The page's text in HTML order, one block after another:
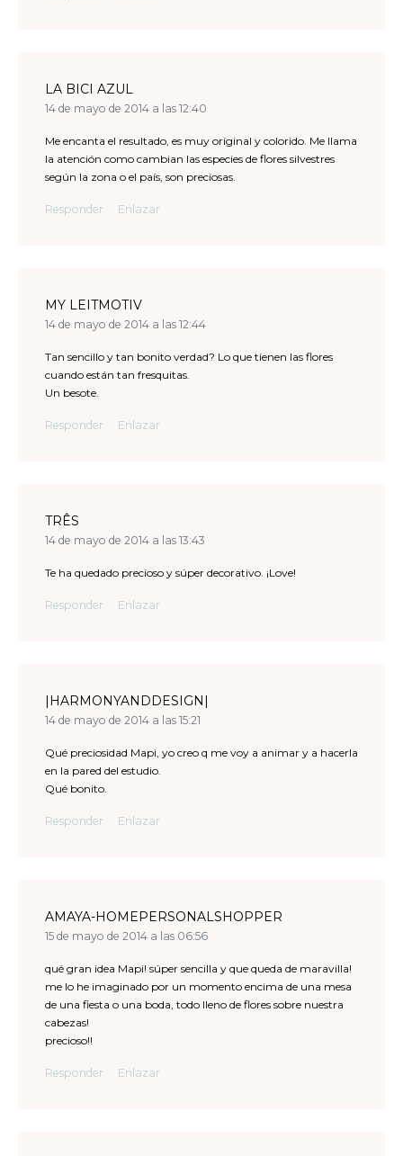
LA BICI AZUL
14 de mayo de 2014 a las 12:40
Me encanta el resultado, es muy original y colorido. Me llama
la atención como cambian las especies de flores silvestres
según la zona o el país, son preciosas.
Responder Enlazar
MY LEITMOTIV
14 de mayo de 2014 a las 12:44
Tan sencillo y tan bonito verdad? Lo que tienen las flores
cuando están tan fresquitas.
Un besote.
Responder Enlazar
TRÊS
14 de mayo de 2014 a las 13:43
Te ha quedado precioso y súper decorativo. ¡Love!
Responder Enlazar
|HARMONYANDDESIGN|
14 de mayo de 2014 a las 15:21
Qué preciosidad Mapi, yo creo q me voy a animar y a hacerla
en la pared del estudio.
Qué bonito.
Responder Enlazar
AMAYA-HOMEPERSONALSHOPPER
15 de mayo de 2014 a las 06:56
qué gran idea Mapi! súper sencilla y que queda de maravilla!
me lo he imaginado por un momento encima de una mesa
de una fiesta o una boda, todo lleno de flores sobre nuestra
cabezas!
precioso!!
Responder Enlazar